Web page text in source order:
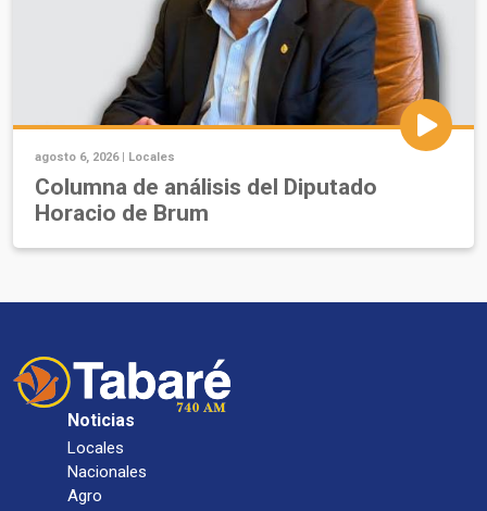
agosto 6, 2026 | Locales
Columna de análisis del Diputado
Horacio de Brum
Noticias
Locales
Nacionales
Agro